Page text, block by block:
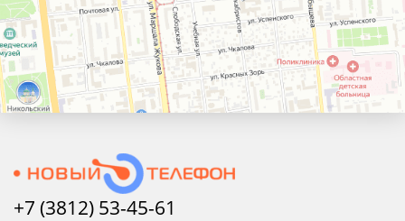
+7 (3812) 53-45-61